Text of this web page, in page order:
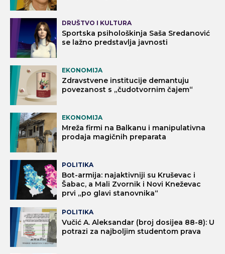
DRUŠTVO I KULTURA
Sportska psihološkinja Saša Sredanović
se lažno predstavlja javnosti
EKONOMIJA
Zdravstvene institucije demantuju
povezanost s „čudotvornim čajem“
EKONOMIJA
Mreža firmi na Balkanu i manipulativna
prodaja magičnih preparata
POLITIKA
Bot-armija: najaktivniji su Kruševac i
Šabac, a Mali Zvornik i Novi Kneževac
prvi „po glavi stanovnika“
POLITIKA
Vučić A. Aleksandar (broj dosijea 88-8): U
potrazi za najboljim studentom prava